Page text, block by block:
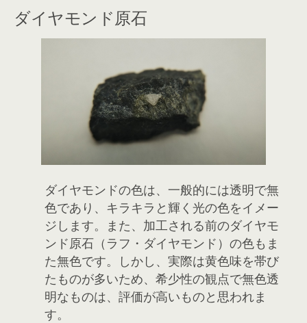
ダイヤモンド原石
ダイヤモンドの色は、一般的には透明で無
色であり、キラキラと輝く光の色をイメー
ジします。また、加工される前のダイヤモ
ンド原石（ラフ・ダイヤモンド）の色もま
た無色です。しかし、実際は黄色味を帯び
たものが多いため、希少性の観点で無色透
明なものは、評価が高いものと思われま
す。